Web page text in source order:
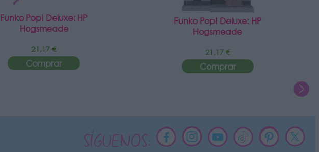
Funko Pop! Deluxe: HP
Hogsmeade
21,17 €
Comprar
Funko Pop! Deluxe: HP
Hogsmeade
21,17 €
Comprar
SÍGUENOS: